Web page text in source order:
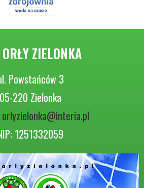
ZIELONKA
Powstańców 3
05-220 Zielonka
orlyzielonka@interia.pl
1251332059